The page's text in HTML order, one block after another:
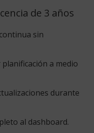
de 3 años
sin
planificación a medio
durante
al dashboard.